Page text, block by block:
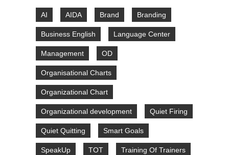
AI AIDA Brand Branding
Business English Language Center
Management OD
Organisational Charts
Organizational Chart
Organizational development Quiet Firing
Quiet Quitting Smart Goals
SpeakUp TOT Training Of Trainers